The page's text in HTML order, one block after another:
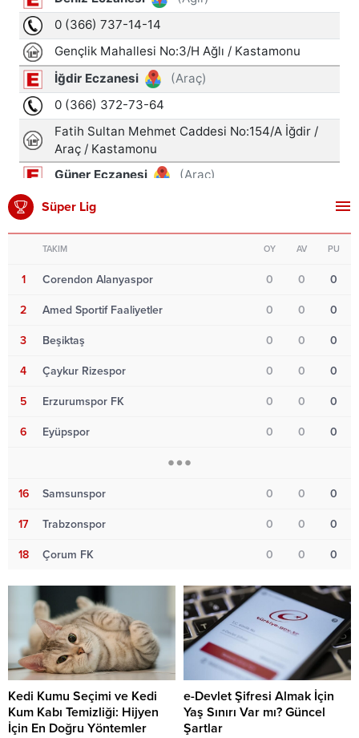
Süper Lig
TAKIM OY AV PU
1 Corendon Alanyaspor 0 0 0
2 Amed Sportif Faaliyetler 0 0 0
3 Beşiktaş 0 0 0
4 Çaykur Rizespor 0 0 0
5 Erzurumspor FK 0 0 0
6 Eyüpspor 0 0 0
16 Samsunspor 0 0 0
17 Trabzonspor 0 0 0
18 Çorum FK 0 0 0
Kedi Kumu Seçimi ve Kedi
Kum Kabı Temizliği: Hijyen
İçin En Doğru Yöntemler
e-Devlet Şifresi Almak İçin
Yaş Sınırı Var mı? Güncel
Şartlar